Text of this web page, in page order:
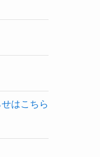
はこちら